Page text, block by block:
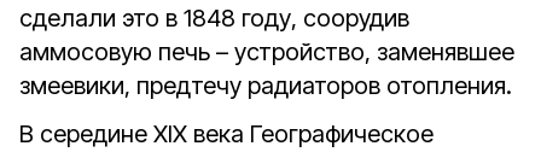
сделали это в 1848 году, соорудив
аммосовую печь – устройство, заменявшее
змеевики, предтечу радиаторов отопления.
В середине XIX века Географическое